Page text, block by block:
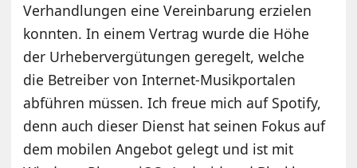
Verhandlungen eine Vereinbarung erzielen
konnten. In einem Vertrag wurde die Höhe
der Urhebervergütungen geregelt, welche
die Betreiber von Internet-Musikportalen
abführen müssen. Ich freue mich auf Spotify,
denn auch dieser Dienst hat seinen Fokus auf
dem mobilen Angebot gelegt und ist mit